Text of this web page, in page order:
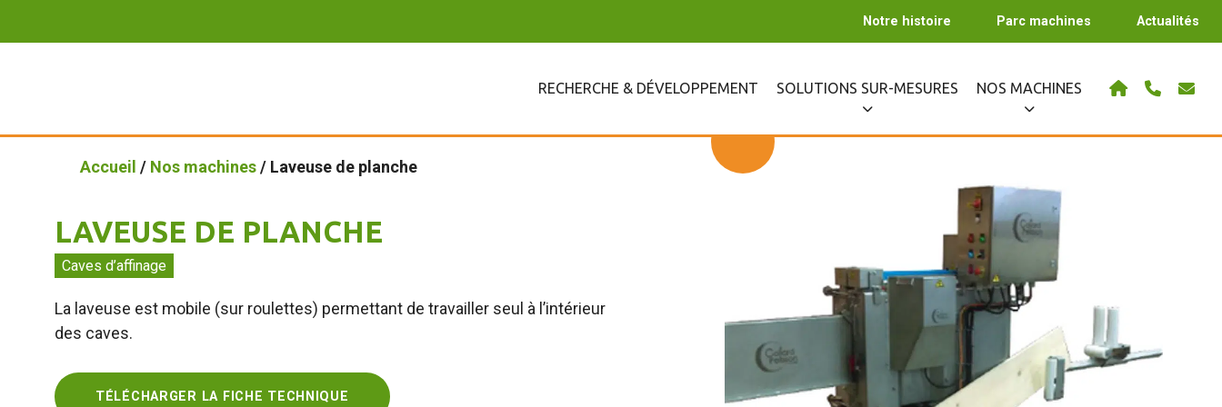
Notre histoire Parc machines Actualités
RECHERCHE & DÉVELOPPEMENT SOLUTIONS SUR-MESURES NOS MACHINES
Accueil / Nos machines/ Laveuse de planche
LAVEUSE DE PLANCHE
Caves d’affinage
La laveuse est mobile (sur roulettes) permettant de travailler seul à l’intérieur
des caves.
TÉLÉCHARGER LA FICHE TECHNIQUE